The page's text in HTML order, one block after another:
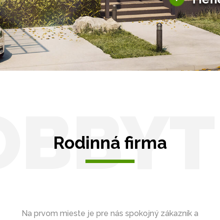
Tienenie
Zasklenie
Rodinná firma
Na prvom mieste je pre nás spokojný zákazník a